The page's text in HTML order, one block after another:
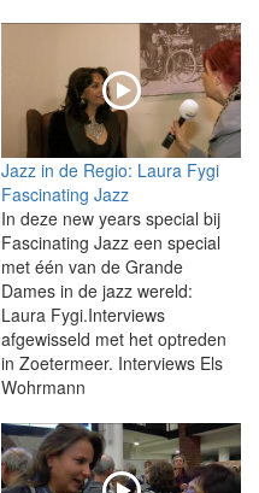
Jazz in de Regio: Laura Fygi
Fascinating Jazz
In deze new years special bij
Fascinating Jazz een special
met één van de Grande
Dames in de jazz wereld:
Laura Fygi.Interviews
afgewisseld met het optreden
in Zoetermeer. Interviews Els
Wohrmann